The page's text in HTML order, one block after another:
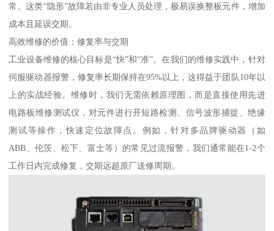
常。这类“隐形”故障若由非专业人员处理，极易误换整板元件，增加
成本且延误交期。
高效维修的价值：修复率与交期
工业设备维修的核心目标是“快”和“准”。在我们的维修实践中，针对
伺服驱动器报警，修复率长期保持在95%以上，这得益于团队10年以
上的实战经验。维修时，我们无需依赖原理图，而是直接使用先进
电路板维修测试仪，对元件进行开短路检测、信号波形捕捉、绝缘
测试等操作，快速定位故障点。例如，针对多品牌驱动器（如
ABB、伦茨、松下、富士等）的常见过流报警，我们通常能在1-2个
工作日内完成修复，交期远超原厂送修周期。